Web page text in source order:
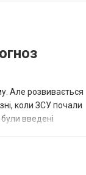
Але розвивається
коли ЗСУ почали
введені